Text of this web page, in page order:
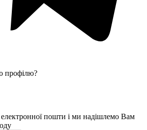
профілю?
електронної пошти і ми надішлемо Вам